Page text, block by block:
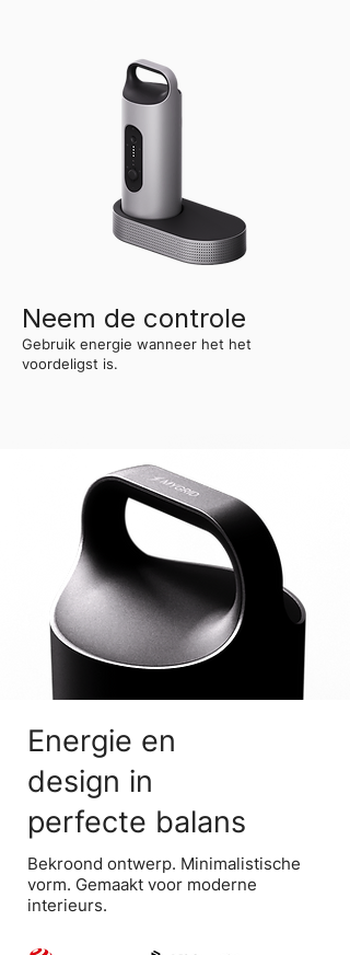
Neem de controle
Gebruik energie wanneer het het
voordeligst is.
Energie en
design in
perfecte balans
Bekroond ontwerp. Minimalistische
vorm. Gemaakt voor moderne
interieurs.